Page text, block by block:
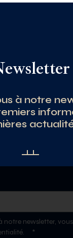
à notre
notre newsletter,
*